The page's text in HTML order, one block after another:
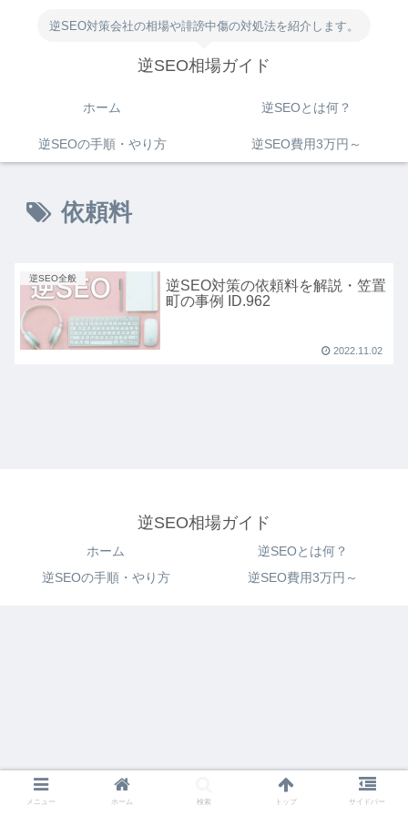
逆SEO対策会社の相場や誹謗中傷の対処法を紹介します。
逆SEO相場ガイド
ホーム 逆SEOとは何？
逆SEOの手順・やり方 逆SEO費用3万円～
依頼料
逆SEO全般
逆SEO対策の依頼料を解説・笠置
町の事例 ID.962
2022.11.02
逆SEO相場ガイド
ホーム
逆SEOとは何？
逆SEOの手順・やり方
逆SEO費用3万円～
メニュー ホーム 検索 トップ サイドバー